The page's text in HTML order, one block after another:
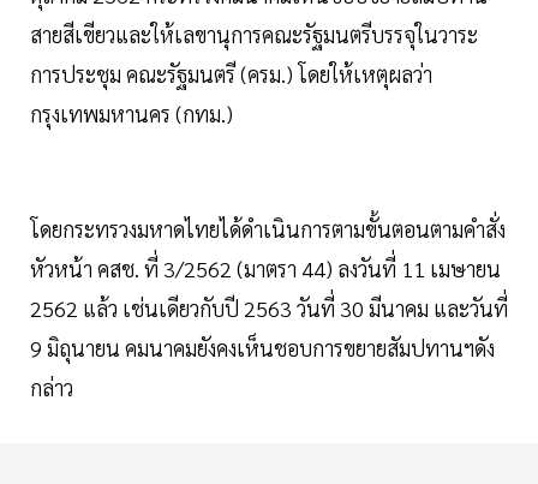
สายสีเขียวและให้เลขานุการคณะรัฐมนตรีบรรจุในวาระ
การประชุม คณะรัฐมนตรี (ครม.) โดยให้เหตุผลว่า
กรุงเทพมหานคร (กทม.)
โดยกระทรวงมหาดไทยได้ดำเนินการตามขั้นตอนตามคำสั่ง
หัวหน้า คสช. ที่ 3/2562 (มาตรา 44) ลงวันที่ 11 เมษายน
2562 แล้ว เช่นเดียวกับปี 2563 วันที่ 30 มีนาคม และวันที่
9 มิถุนายน คมนาคมยังคงเห็นชอบการขยายสัมปทานฯดัง
กล่าว